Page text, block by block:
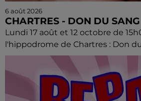
6 août 2026
CHARTRES - DON DU SANG
Lundi 17 août et 12 octobre de
l'hippodrome de Chartres : Don